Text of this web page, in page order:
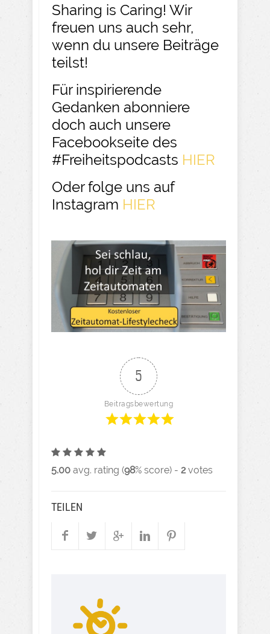
Sharing is Caring! Wir
freuen uns auch sehr,
wenn du unsere Beiträge
teilst!
Für inspirierende
Gedanken abonniere
doch auch unsere
Facebookseite des
#Freiheitspodcasts HIER
Oder folge uns auf
Instagram HIER
5
Beitragsbewertung
5.00 avg. rating (98% score) - 2votes
TEILEN